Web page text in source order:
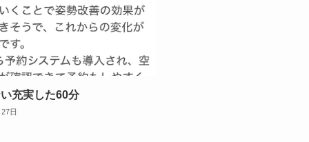
充実した60分
日